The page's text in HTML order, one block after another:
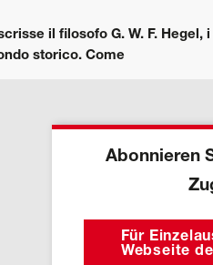
il filosofo G. W. F.
storico. Come
Abonnieren
Für
Webseite